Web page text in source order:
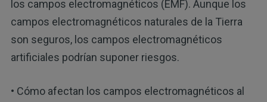
los campos electromagnéticos (EMF). Aunque los
campos electromagnéticos naturales de la Tierra
son seguros, los campos electromagnéticos
artificiales podrían suponer riesgos.
• Cómo afectan los campos electromagnéticos al